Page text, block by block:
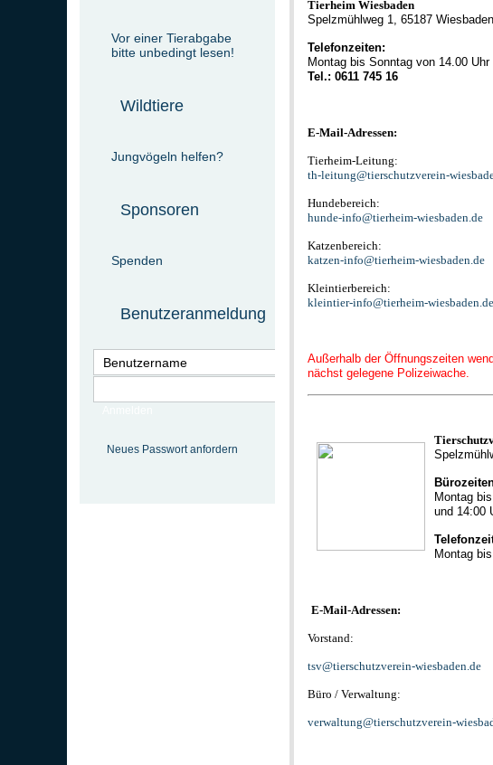
Tierheim Wiesbaden
Spelzmühlweg 1, 65187 Wiesbaden
Telefonzeiten:
Montag bis Sonntag von 14.00
Tel.: 0611 745 16
E-Mail-Adressen:
Tierheim-Leitung:
th-leitung@tierschutzverein-
Hundebereich:
hunde-info@tierheim-wiesbaden.de
Katzenbereich:
katzen-info@tierheim-wiesbaden.de
Kleintierbereich:
kleintier-info@tierheim-wiesbaden.de
Außerhalb der Öffnungszeiten
nächst gelegene Polizeiwache.
Büro
Montag
und 14:00
Montag
E-Mail-Adressen:
Vorstand:
tsv@tierschutzverein-wiesbaden.de
Büro / Verwaltung:
verwaltung@tierschutzverein-
Vor einer Tierabgabe
bitte unbedingt lesen!
Wildtiere
Jungvögeln helfen?
Sponsoren
Spenden
Benutzeranmeldung
Neues Passwort anfordern